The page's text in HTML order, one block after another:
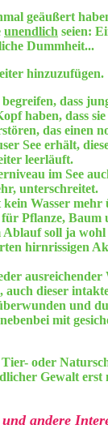
geäußert
unendlich seien:
Dummheit...
hinzuzufügen.
dass
haben, dass
das einen
See erhält,
leerläuft.
im See
unterschreitet.
Wasser mehr
Pflanze, Baum
Ablaufsoll ja wohl
hirnrissigen
ausreichender
auch dieser
und
mit
Tier- oder
Gewalt erst
andere